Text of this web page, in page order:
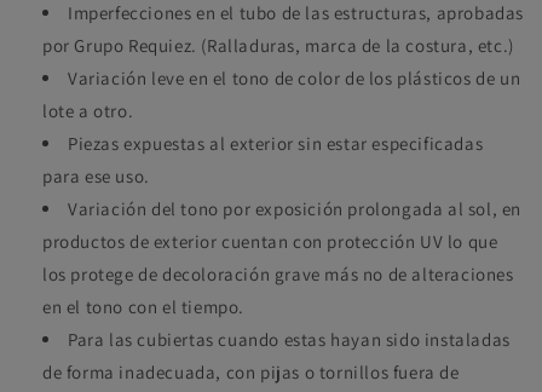
Imperfecciones en el tubo de las estructuras, aprobadas
por Grupo Requiez. (Ralladuras, marca de la costura, etc.)
Variación leve en el tono de color de los plásticos de un
lote a otro.
Piezas expuestas al exterior sin estar especificadas
para ese uso.
Variación del tono por exposición prolongada al sol, en
productos de exterior cuentan con protección UV lo que
los protege de decoloración grave más no de alteraciones
en el tono con el tiempo.
Para las cubiertas cuando estas hayan sido instaladas
de forma inadecuada, con pijas o tornillos fuera de